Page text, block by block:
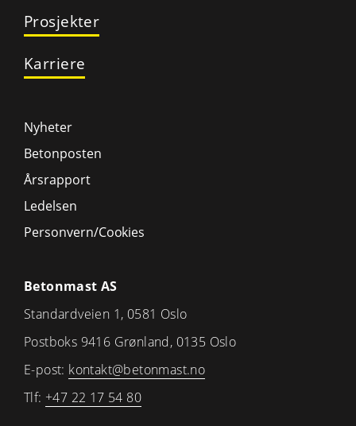
Prosjekter
Karriere
Nyheter
Betonposten
Årsrapport
Ledelsen
Personvern/Cookies
Betonmast AS
Standardveien 1, 0581 Oslo
Postboks 9416 Grønland, 0135 Oslo
E-post: kontakt@betonmast.no
Tlf: +47 22 17 54 80